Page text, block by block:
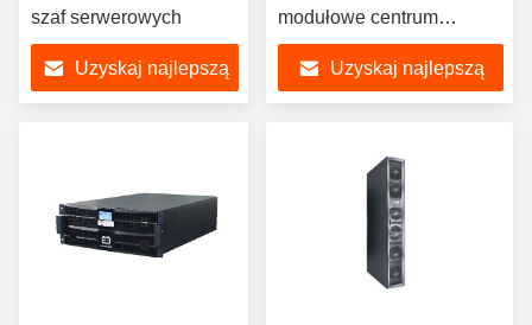
szaf serwerowych
Uzyskaj najlepszą
modułowe centrum
danych
Uzyskaj najlepszą